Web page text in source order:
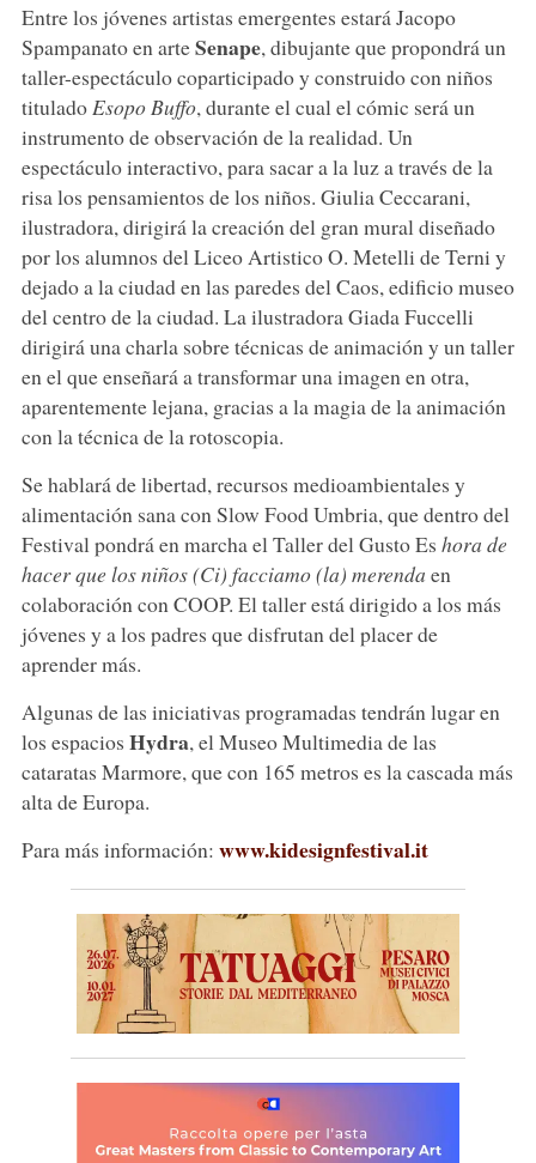
Entre los jóvenes artistas emergentes estará Jacopo
Spampanato en arteSenape, dibujante que propondrá un
taller-espectáculo coparticipado y construido con niños
titulado Esopo Buffo, durante el cual el cómic será un
instrumento de observación de la realidad. Un
espectáculo interactivo, para sacar a la luz a través de la
risa los pensamientos de los niños. Giulia Ceccarani,
ilustradora, dirigirá la creación del gran mural diseñado
por los alumnos del Liceo Artistico O. Metelli de Terni y
dejado a la ciudad en las paredes del Caos, edificio museo
del centro de la ciudad. La ilustradora Giada Fuccelli
dirigirá una charla sobre técnicas de animación y un taller
en el que enseñará a transformar una imagen en otra,
aparentemente lejana, gracias a la magia de la animación
con la técnica de la rotoscopia.
Se hablará de libertad, recursos medioambientales y
alimentación sana con Slow Food Umbria, que dentro del
Festival pondrá en marcha el Taller del Gusto Es hora de
hacer que los niños (Ci) facciamo (la) merenda en
colaboración con COOP. El taller está dirigido a los más
jóvenes y a los padres que disfrutan del placer de
aprender más.
Algunas de las iniciativas programadas tendrán lugar en
los espacios Hydra, el Museo Multimedia de las
cataratas Marmore, que con 165 metros es la cascada más
alta de Europa.
Para más información: www.kidesignfestival.it